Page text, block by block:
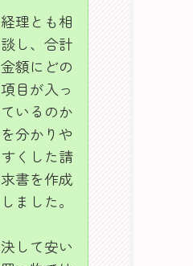
経理とも相
談し、合計
金額にどの
項目が入っ
ているのか
を分かりや
すくした請
求書を作成
しました。
決して安い